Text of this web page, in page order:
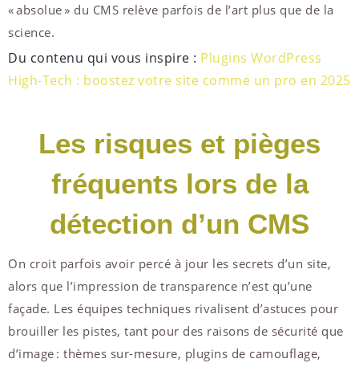
« absolue » du CMS relève parfois de l’art plus que de la
science.
Du contenu qui vous inspire : Plugins WordPress
High-Tech : boostez votre site comme un pro en 2025
Les risques et pièges
fréquents lors de la
détection d’un CMS
On croit parfois avoir percé à jour les secrets d’un site,
alors que l’impression de transparence n’est qu’une
façade. Les équipes techniques rivalisent d’astuces pour
brouiller les pistes, tant pour des raisons de sécurité que
d’image : thèmes sur-mesure, plugins de camouflage,